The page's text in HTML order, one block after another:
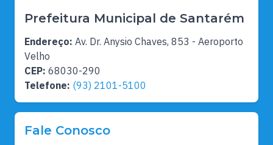
Prefeitura Municipal de Santarém
Endereço: Av. Dr. Anysio Chaves, 853 - Aeroporto
Velho
CEP: 68030-290
Telefone: (93) 2101-5100
Fale Conosco